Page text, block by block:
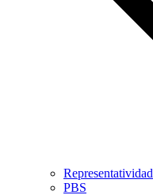
Representatividad
PBS